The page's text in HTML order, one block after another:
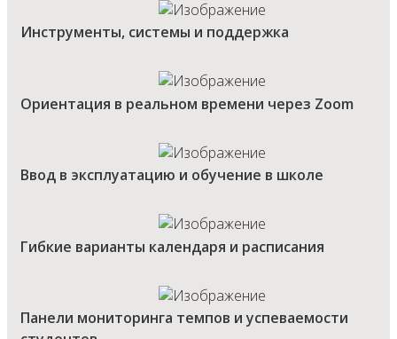
Инструменты, системы и поддержка
Ориентация в реальном времени через Zoom
Ввод в эксплуатацию и обучение в школе
Гибкие варианты календаря и расписания
Панели мониторинга темпов и успеваемости